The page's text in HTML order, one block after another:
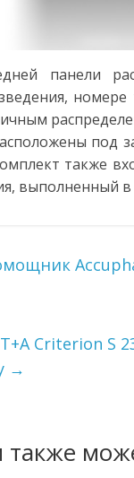
панели
под
также
выполненный в
Criterion S
→
также